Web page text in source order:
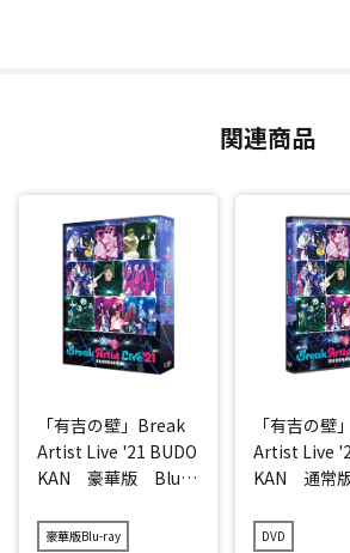
関連商品
「有吉の壁」Break
Artist Live '21 BUDO
KAN 豪華版 Blu-r
豪華版Blu-ray
「有吉の壁
Artist Live
KAN 通常
DVD